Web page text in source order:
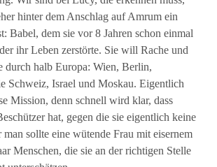
hinter dem Anschlag auf Amrum ein
Babel, dem sie vor 8 Jahren schon einmal
ihr Leben zerstörte. Sie will Rache und
durch halb Europa: Wien, Berlin,
Schweiz, Israel und Moskau. Eigentlich
Mission, denn schnell wird klar, dass
hat, gegen die sie eigentlich keine
man sollte eine wütende Frau mit eisernem
Menschen, die sie an der richtigen Stelle